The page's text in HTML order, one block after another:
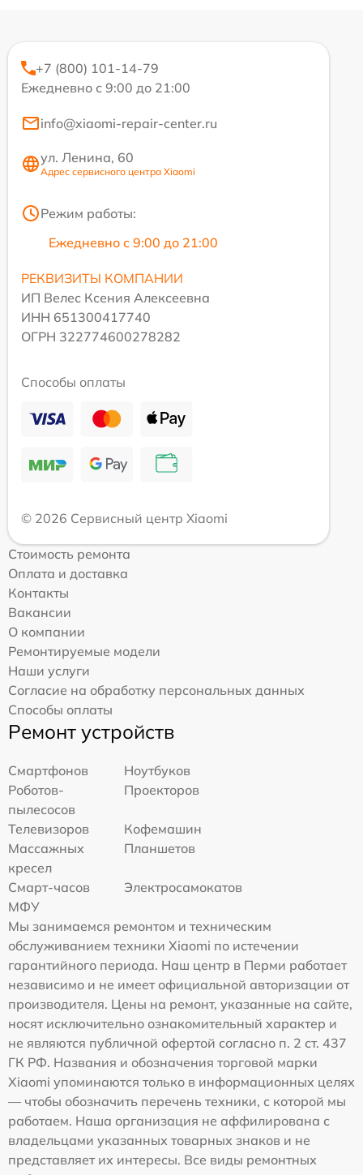
+7 (800) 101-14-79
Ежедневно с 9:00 до 21:00
info@xiaomi-repair-center.ru
ул. Ленина, 60
Адрес сервисного центра Xiaomi
Режим работы:
Ежедневно с 9:00 до 21:00
РЕКВИЗИТЫ КОМПАНИИ
ИП Велес Ксения Алексеевна
ИНН 651300417740
ОГРН 322774600278282
Способы оплаты
© 2026 Сервисный центр Xiaomi
Стоимость ремонта
Оплата и доставка
Контакты
Вакансии
О компании
Ремонтируемые модели
Наши услуги
Согласие на обработку персональных данных
Способы оплаты
Ремонт устройств
Смартфонов
Ноутбуков
Роботов-
пылесосов
Проекторов
Телевизоров
Кофемашин
Массажных
кресел
Планшетов
Смарт-часов
Электросамокатов
МФУ
Мы занимаемся ремонтом и техническим
обслуживанием техники Xiaomi по истечении
гарантийного периода. Наш центр в Перми работает
независимо и не имеет официальной авторизации от
производителя. Цены на ремонт, указанные на сайте,
носят исключительно ознакомительный характер и
не являются публичной офертой согласно п. 2 ст. 437
ГК РФ. Названия и обозначения торговой марки
Xiaomi упоминаются только в информационных целях
— чтобы обозначить перечень техники, с которой мы
работаем. Наша организация не аффилирована с
владельцами указанных товарных знаков и не
представляет их интересы. Все виды ремонтных